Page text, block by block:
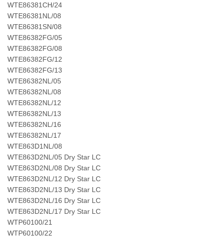
WTE86381CH/24
WTE86381NL/08
WTE86381SN/08
WTE86382FG/05
WTE86382FG/08
WTE86382FG/12
WTE86382FG/13
WTE86382NL/05
WTE86382NL/08
WTE86382NL/12
WTE86382NL/13
WTE86382NL/16
WTE86382NL/17
WTE863D1NL/08
WTE863D2NL/05 Dry Star LC
WTE863D2NL/08 Dry Star LC
WTE863D2NL/12 Dry Star LC
WTE863D2NL/13 Dry Star LC
WTE863D2NL/16 Dry Star LC
WTE863D2NL/17 Dry Star LC
WTP60100/21
WTP60100/22